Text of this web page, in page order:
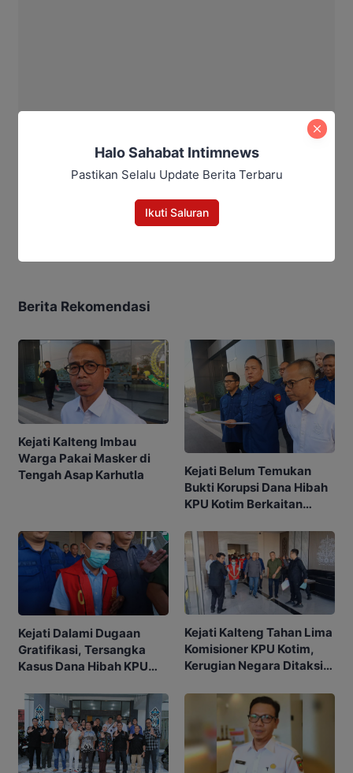
Aditya Lukmantoro
Berita Rekomendasi
Kejati Kalteng Imbau
Warga Pakai Masker di
Tengah Asap Karhutla
Kejati Belum Temukan
Bukti Korupsi Dana Hibah
KPU Kotim Berkaitan
Kejati Dalami Dugaan
Gratifikasi, Tersangka
Kasus Dana Hibah KPU
Kejati Kalteng Tahan Lima
Komisioner KPU Kotim,
Kerugian Negara Ditaksir
Halo Sahabat Intimnews
Pastikan Selalu Update Berita Terbaru
Ikuti Saluran